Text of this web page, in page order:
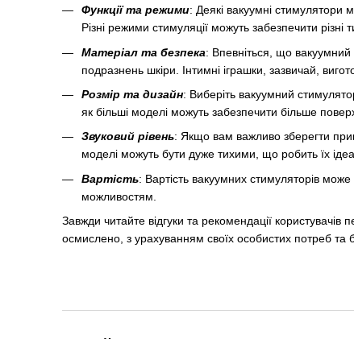
Функції та режими: Деякі вакуумні стимулятори
Різні режими стимуляції можуть забезпечити різні
Матеріал та безпека: Впевніться, що вакуумний
подразнень шкіри. Інтимні іграшки, зазвичай,
Розмір та дизайн: Виберіть вакуумний
як більші моделі можуть забезпечити більше
Звуковий рівень: Якщо вам важливо зберегти
моделі можуть бути дуже тихими, що робить їх
Вартість: Вартість вакуумних стимуляторів
можливостям.
Завжди читайте відгуки та рекомендації
осмислено, з урахуванням своїх особистих потреб